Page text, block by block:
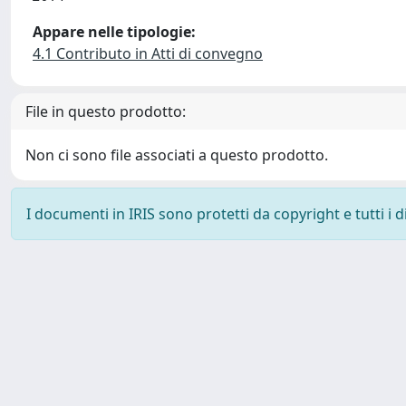
Appare nelle tipologie:
4.1 Contributo in Atti di convegno
File in questo prodotto:
Non ci sono file associati a questo prodotto.
I documenti in IRIS sono protetti da copyright e tutti i